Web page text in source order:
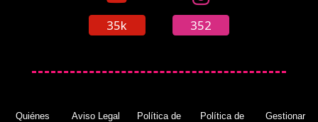
35k 352
Quiénes
Aviso Legal
Política de
Política de
Gestionar